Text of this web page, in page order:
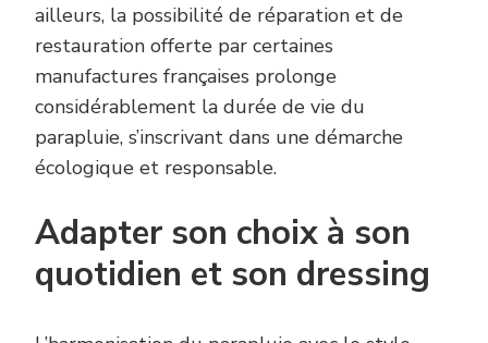
ailleurs, la possibilité de réparation et de
restauration offerte par certaines
manufactures françaises prolonge
considérablement la durée de vie du
parapluie, s’inscrivant dans une démarche
écologique et responsable.
Adapter son choix à son
quotidien et son dressing